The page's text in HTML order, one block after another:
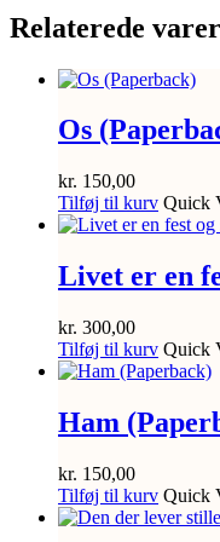
Relaterede varer
Os
kr. 150,00
Tilføj til kurv Quick
Livet er en
kr. 300,00
Tilføj til kurv Quick
Ham
kr. 150,00
Tilføj til kurv Quick